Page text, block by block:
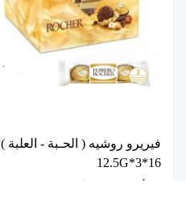
فيريرو روشيه ( الحـبة - العلبة )
16*3*12.5G
يبدأ من